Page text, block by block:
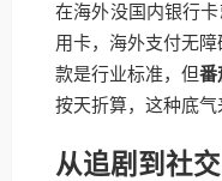
在海外没国内银行
用卡，海外支付无
款是行业标准，但番
按天折算，这种底气
从追剧到社